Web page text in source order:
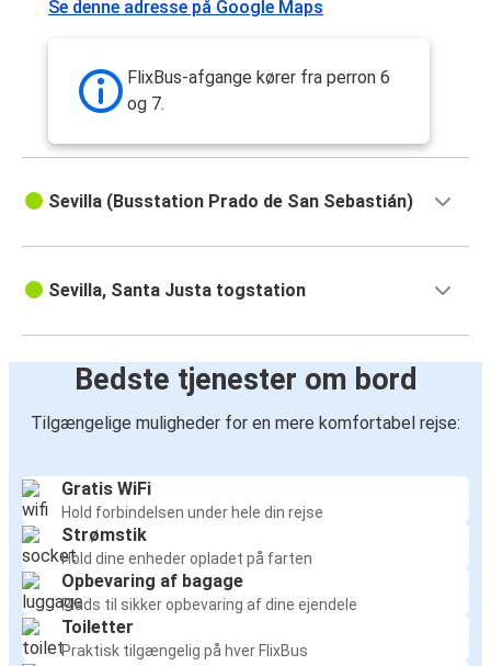
Se denne adresse på Google Maps
FlixBus-afgange kører fra perron 6
og 7.
Sevilla (Busstation Prado de San Sebastián)
Sevilla, Santa Justa togstation
Bedste tjenester om bord
Tilgængelige muligheder for en mere komfortabel rejse:
Gratis WiFi
Hold forbindelsen under hele din rejse
Strømstik
Hold dine enheder opladet på farten
Opbevaring af bagage
Plads til sikker opbevaring af dine ejendele
Toiletter
Praktisk tilgængelig på hver FlixBus